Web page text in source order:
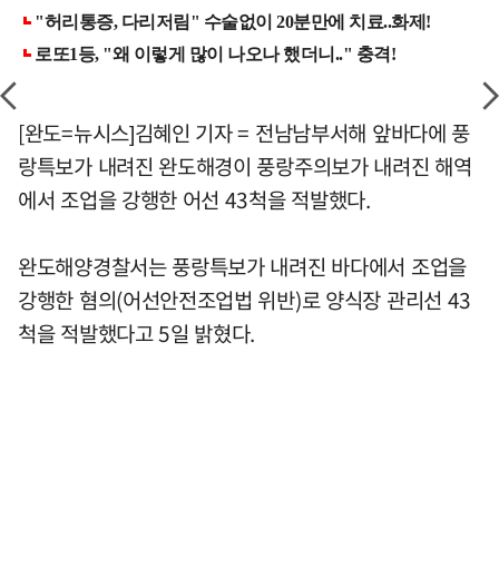
[완도=뉴시스]김혜인 기자 = 전남남부서해 앞바다에 풍
랑특보가 내려진 완도해경이 풍랑주의보가 내려진 해역
에서 조업을 강행한 어선 43척을 적발했다.
완도해양경찰서는 풍랑특보가 내려진 바다에서 조업을
강행한 혐의(어선안전조업법 위반)로 양식장 관리선 43
척을 적발했다고 5일 밝혔다.